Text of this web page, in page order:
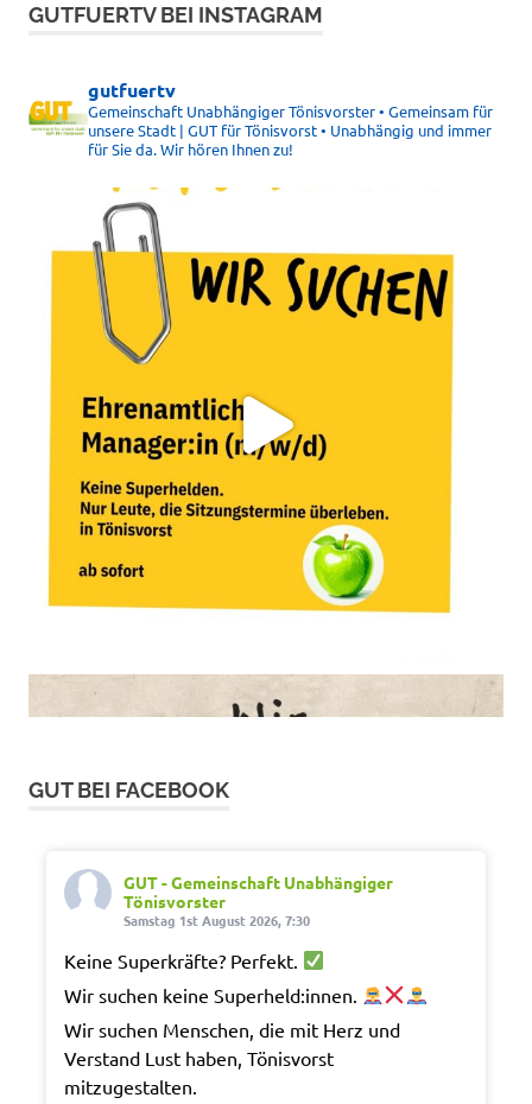
GUTFUERTV BEI INSTAGRAM
gutfuertv
Gemeinschaft Unabhängiger Tönisvorster • Gemeinsam für
unsere Stadt | GUT für Tönisvorst • Unabhängig und immer
für Sie da. Wir hören Ihnen zu!
GUT BEI FACEBOOK
GUT - Gemeinschaft Unabhängiger
Tönisvorster
Samstag 1st August 2026, 7:30
Keine Superkräfte? Perfekt.
Wir suchen keine Superheld:innen.
Wir suchen Menschen, die mit Herz und
Verstand Lust haben, Tönisvorst
mitzugestalten.